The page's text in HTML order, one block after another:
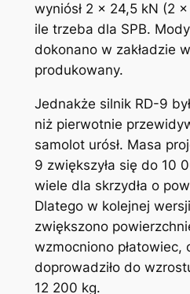
wyniósł 2 x 24,5 kN (2
ile trzeba dla SPB.
dokonano w zakładzie
produkowany.
Jednakże silnik RD-9
niż pierwotnie
samolot urósł. Masa
9 zwiększyła się do 10
wiele dla skrzydła o
Dlatego w kolejnej
zwiększono
wzmocniono płatowiec,
doprowadziło do
12 200 kg.